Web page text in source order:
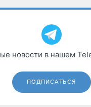
новости в нашем
ПОДПИСАТЬСЯ